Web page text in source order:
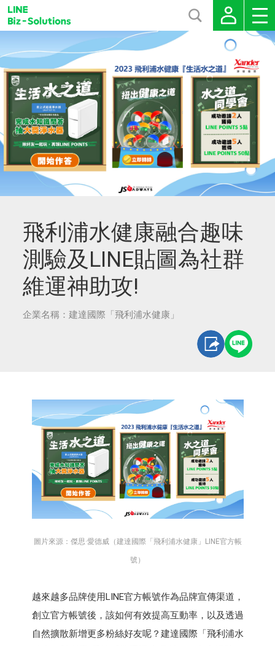
飛利浦水健康融合趣味
測驗及LINE貼圖為社群
維運神助攻!
企業名稱：建達國際「飛利浦水健康」
圖片來源：傑思·愛德威（建達國際「飛利浦水健康」LINE官方帳
號）
越來越多品牌使用LINE官方帳號作為品牌宣傳渠道，
創立官方帳號後，該如何有效提高互動率，以及透過
自然擴散新增更多粉絲好友呢？建達國際「飛利浦水